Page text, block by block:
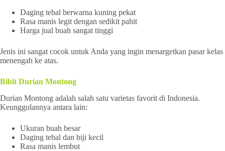
Daging tebal berwarna kuning pekat
Rasa manis legit dengan sedikit pahit
Harga jual buah sangat tinggi
Jenis ini sangat cocok untuk Anda yang ingin menargetkan pasar kelas
menengah ke atas.
Bibit Durian Montong
Durian Montong adalah salah satu varietas favorit di Indonesia.
Keunggulannya antara lain:
Ukuran buah besar
Daging tebal dan biji kecil
Rasa manis lembut